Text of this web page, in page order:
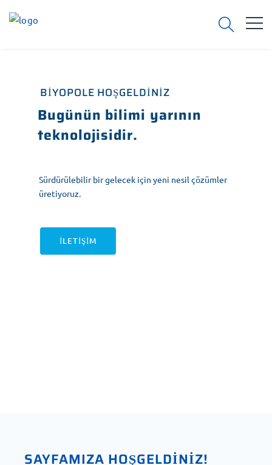
BIYOPOLE HOŞGELDINIZ
Bugünün bilimi yarının
teknolojisidir.
Sürdürülebilir bir gelecek için yeni nesil çözümler
üretiyoruz.
ILETIŞIM
SAYFAMIZA HOŞGELDİNİZ!